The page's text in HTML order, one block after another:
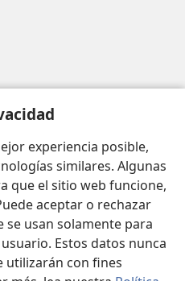
experiencia posible,
similares. Algunas
que el sitio web funcione,
aceptar o rechazar
se usan solamente para
Estos datos nunca
utilizarán con fines
Watchtower™